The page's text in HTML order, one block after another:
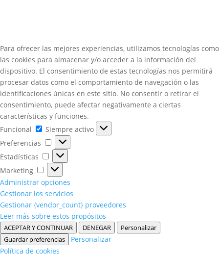
Para ofrecer las mejores experiencias, utilizamos tecnologías como
las cookies para almacenar y/o acceder a la información del
dispositivo. El consentimiento de estas tecnologías nos permitirá
procesar datos como el comportamiento de navegación o las
identificaciones únicas en este sitio. No consentir o retirar el
consentimiento, puede afectar negativamente a ciertas
características y funciones.
Funcional
Funcional
Siempre activo
Preferencias
Preferencias
Estadísticas
Estadísticas
Marketing
Marketing
Administrar opciones
Gestionar los servicios
Gestionar {vendor_count} proveedores
Leer más sobre estos propósitos
ACEPTAR Y CONTINUAR DENEGAR
Personalizar
Guardar preferencias
Personalizar
Política de cookies